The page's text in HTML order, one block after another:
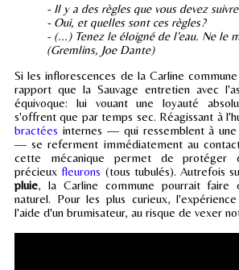
- Il y a des règles que vous devez
- Oui, et quelles sont ces règles?
- (...) Tenez le éloigné de l’eau. Ne le
(Gremlins, Joe Dante)
Si les inflorescences de la Carline
rapport que la Sauvage entretien avec
équivoque: lui vouant une loyauté
s'offrent que par temps sec. Réagissant à
bractées internes — qui ressemblent à
— se referment immédiatement au
cette mécanique permet de protéger
précieuxfleurons (tous tubulés). Autrefois
pluie, la Carline commune pourrait faire
naturel. Pour les plus curieux,
l'aide d'un brumisateur, au risque de vexer